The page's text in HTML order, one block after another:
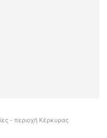
- περιοχή Κέρκυρας